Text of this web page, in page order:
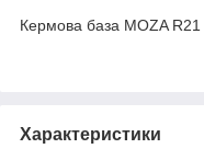
Кермова база MOZA
Характеристики